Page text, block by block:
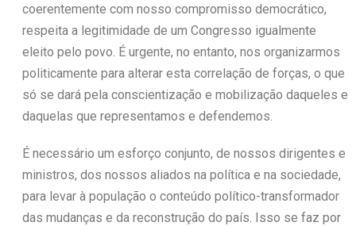
coerentemente com nosso compromisso democrático,
respeita a legitimidade de um Congresso igualmente
eleito pelo povo. É urgente, no entanto, nos organizarmos
politicamente para alterar esta correlação de forças, o que
só se dará pela conscientização e mobilização daqueles e
daquelas que representamos e defendemos.
É necessário um esforço conjunto, de nossos dirigentes e
ministros, dos nossos aliados na política e na sociedade,
para levar à população o conteúdo político-transformador
das mudanças e da reconstrução do país. Isso se faz por